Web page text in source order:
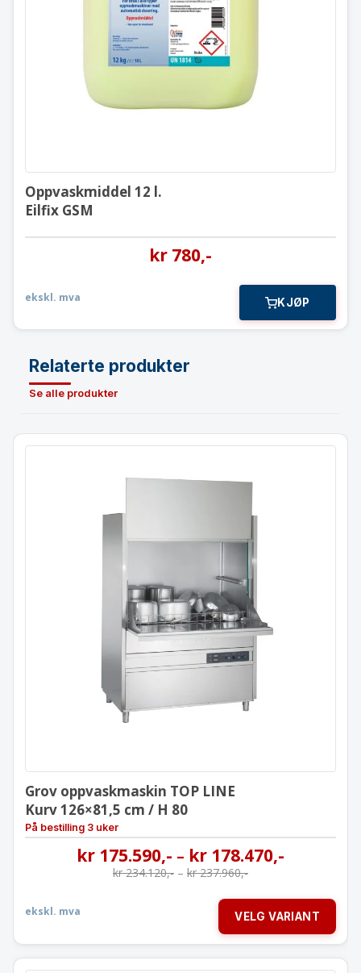
Oppvaskmiddel 12 l.
Eilfix GSM
Oppvaskmiddel 12 l.
Eilfix GSM
kr 780,-
ekskl. mva KJØP
Relaterte produkter
Se alle produkter
Grov oppvaskmaskin TOP LINE
Kurv 126×81,5 cm / H 80
Grov oppvaskmaskin TOP LINE
Kurv 126×81,5 cm / H 80
På bestilling 3 uker
kr 175.590,- – kr 178.470,-
kr234.120,- – kr237.960,-
ekskl. mva VELG VARIANT